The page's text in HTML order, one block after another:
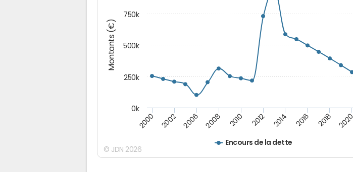
Montants (€)
Encours de la dette
2000 2002 2006 2008 2010 2012 2014 2016 2018 2020
0k
250k
500k
750k
© JDN 2026